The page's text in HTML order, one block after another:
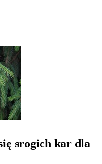
srogich kar dla